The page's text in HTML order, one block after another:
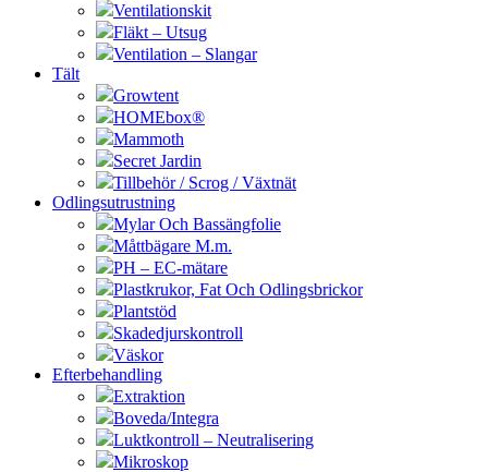
Ventilationskit
Fläkt – Utsug
Ventilation – Slangar
Tält
Growtent
HOMEbox®
Mammoth
Secret Jardin
Tillbehör / Scrog / Växtnät
Odlingsutrustning
Mylar Och Bassängfolie
Måttbägare M.m.
PH – EC-mätare
Plastkrukor, Fat Och Odlingsbrickor
Plantstöd
Skadedjurskontroll
Väskor
Efterbehandling
Extraktion
Boveda/Integra
Luktkontroll – Neutralisering
Mikroskop